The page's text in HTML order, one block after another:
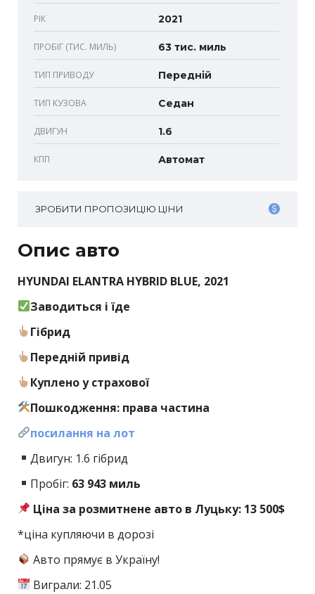
РІК 2021
ПРОБІГ (ТИС. МИЛЬ) 63 тис. миль
ТИП ПРИВОДУ Передній
ТИП КУЗОВА Седан
ДВИГУН 1.6
КПП Автомат
ЗРОБИТИ ПРОПОЗИЦІЮ ЦІНИ
Опис авто
HYUNDAI ELANTRA HYBRID BLUE, 2021
Заводиться і їде
Гібрид
Передній привід
Куплено у страхової
Пошкодження: права частина
посилання на лот
Двигун: 1.6 гібрид
Пробіг: 63 943 миль
Ціна за розмитнене авто в Луцьку: 13 500$
*ціна купляючи в дорозі
Авто прямує в Україну!
Виграли: 21.05